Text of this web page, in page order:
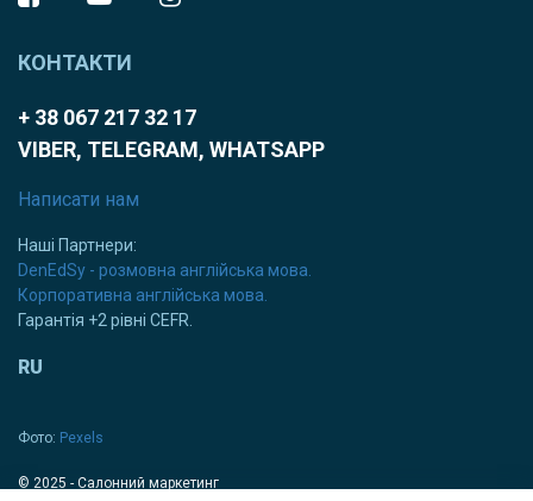
КОНТАКТИ
+ 38 067 217 32 17
VIBER, TELEGRAM, WHATSAPP
Написати нам
Наші Партнери:
DenEdSy - розмовна англійська мова.
Корпоративна англійська мова.
Гарантія +2 рівні CEFR.
RU
Фото: Pexels
© 2025 - Салонний маркетинг